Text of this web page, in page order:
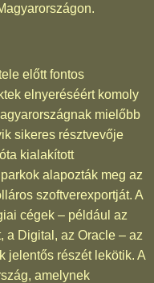
előtt fontos
elnyeréséért komoly
mielőbb
sikeres résztvevője
kialakított
alapozták meg az
szoftverexportját. A
cégek – például az
a Digital, az Oracle – az
jelentős részét lekötik. A
amelynek